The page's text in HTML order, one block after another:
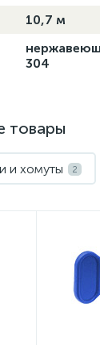
10,7 м
304
товары
и хомуты 2